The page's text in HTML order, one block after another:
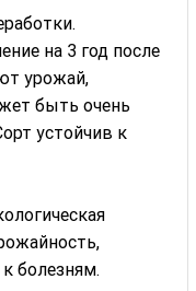
на 3 год после
урожай,
быть очень
устойчив к
болезням.